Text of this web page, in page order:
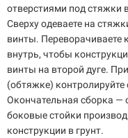
отверстиями под стяжки
Сверху одеваете на
винты. Переворачиваете
внутрь, чтобы
винты на второй дуге.
(обтяжке)
Окончательная сборка —
боковые стойки
конструкции в грунт.